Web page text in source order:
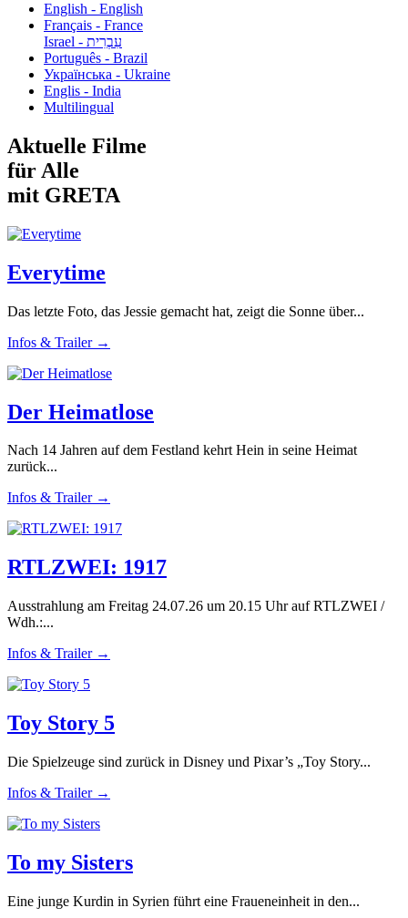
English - English
Français - France
עִבְרִית - Israel
Português - Brazil
Українська - Ukraine
Englis - India
Multilingual
Aktuelle Filme
für Alle
mit GRETA
Everytime
Das letzte Foto, das Jessie gemacht hat, zeigt die Sonne über...
Infos & Trailer →
Der Heimatlose
Nach 14 Jahren auf dem Festland kehrt Hein in seine Heimat
zurück...
Infos & Trailer →
RTLZWEI: 1917
Ausstrahlung am Freitag 24.07.26 um 20.15 Uhr auf RTLZWEI /
Wdh.:...
Infos & Trailer →
Toy Story 5
Die Spielzeuge sind zurück in Disney und Pixar’s „Toy Story...
Infos & Trailer →
To my Sisters
Eine junge Kurdin in Syrien führt eine Fraueneinheit in den...